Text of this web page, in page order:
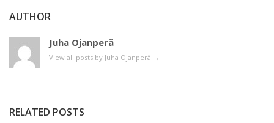
AUTHOR
Juha Ojanperä
View all posts by Juha Ojanperä →
RELATED POSTS